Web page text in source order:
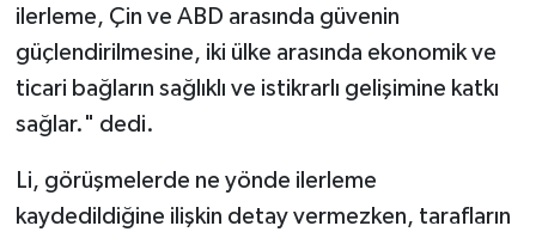
ilerleme, Çin ve ABD arasında güvenin
güçlendirilmesine, iki ülke arasında ekonomik ve
ticari bağların sağlıklı ve istikrarlı gelişimine katkı
sağlar." dedi.
Li, görüşmelerde ne yönde ilerleme
kaydedildiğine ilişkin detay vermezken, tarafların